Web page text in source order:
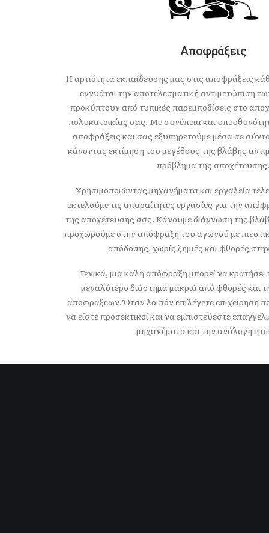
Αποφράξεις
Η αρτιότητα εκπαίδευσης μας στις αποφράξεις
εγγυάται την αποτελεσματική αντιμετώπιση
προκύπτουν από τυπικές παρεμποδίσεις στο
πολυκατοικίας σας. Με συνέπεια και
αποφράξεις και σας εξυπηρετούμε μέσα σε
κάνοντας εκτίμηση του μεγέθους της βλάβης
πρόβλημα της
Χρησιμοποιώντας μηχανήματα και εργαλεία
εκτελούμε τις απαραίτητες εργασίες για την
της αποχέτευσης σας. Κάνουμε διάγνωση της
προχωρούμε στην απόφραξη του αγωγού με
απόδοσης, χωρίς ζημιές και φθορές
Γενικά, μια καλή απόφραξη μπορεί να
μεγαλύτερο διάστημα μακριά από φθορές και
αποφράξεων. Όταν λοιπόν επιλέγετε επιχείρηση
να είστε προσεκτικοί και να εμπιστεύεστε
μηχανήματα και την ανάλογη